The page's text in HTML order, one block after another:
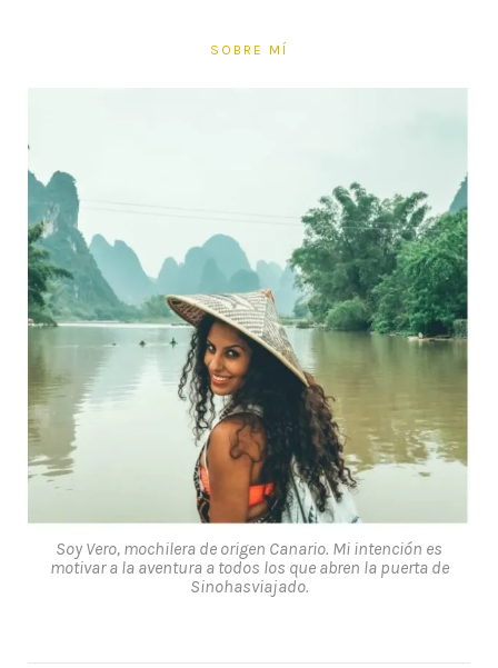
SOBRE MÍ
Soy Vero, mochilera de origen Canario. Mi intención es
motivar a la aventura a todos los que abren la puerta de
Sinohasviajado.